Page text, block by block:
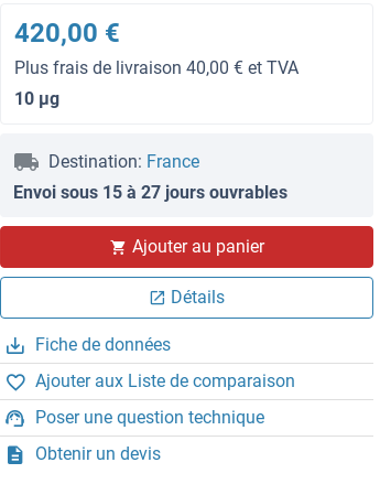
420,00 €
Plus frais de livraison 40,00 € et TVA
10 μg
Destination: France
Envoi sous 15 à 27 jours ouvrables
Ajouter au panier
Détails
Fiche de données
Ajouter aux Liste de comparaison
Poser une question technique
Obtenir un devis